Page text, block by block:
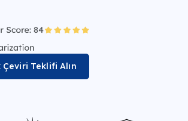
Teklifi Alın